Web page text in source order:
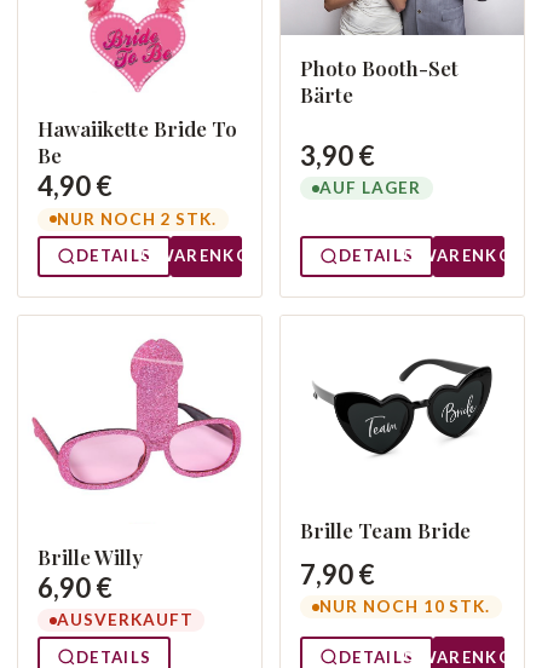
Hawaiikette Bride To
Be
4,90 €
NUR NOCH 2 STK.
DETAILS
WARENKORB
Photo Booth-Set
Bärte
3,90 €
AUF LAGER
DETAILS WARENKORB
Brille Willy
6,90 €
AUSVERKAUFT
DETAILS
Brille Team Bride
7,90 €
NUR NOCH 10 STK.
DETAILS WARENKORB